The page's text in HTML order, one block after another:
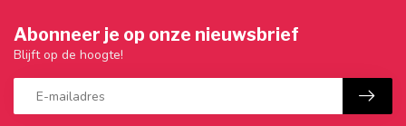
Abonneer je op onze nieuwsbrief
Blijft op de hoogte!